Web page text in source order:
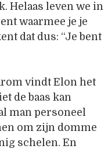
Helaas leven we in
waarmee je je
dat dus: “Je bent
vindt Elon het
de baas kan
man personeel
om zijn domme
schelen. En